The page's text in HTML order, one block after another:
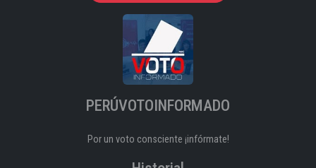
PERÚVOTOINFORMADO
Por un voto consciente ¡infórmate!